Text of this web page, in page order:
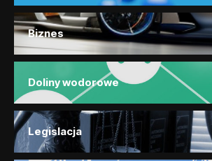
Biznes
Doliny wodorowe
Legislacja